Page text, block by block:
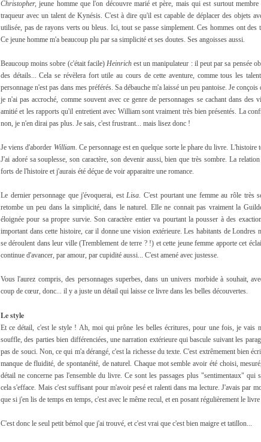
Christopher, jeune homme que l'on découvre marié et père, mais qui est surtout
traqueur avec un talent de Kynésis. C'est à dire qu'il est capable de déplacer des objets
utilisée, pas de rayons verts ou bleus. Ici, tout se passe simplement. Ces hommes ont
Ce jeune homme m'a beaucoup plu par sa simplicité et ses doutes. Ses angoisses aussi.
Beaucoup moins sobre (c'était facile) Heinrichest un manipulateur : il peut par sa pensée
des détails... Cela se révèlera fort utile au cours de cette aventure, comme tous les
personnage n'est pas dans mes préférés. Sa débauche m'a laissé un peu pantoise. Je
je n'ai pas accroché, comme souvent avec ce genre de personnages se cachant dans des
amitié et les rapports qu'il entretient avec William sont vraiment très bien présentés. La
non, je n'en dirai pas plus. Je sais, c'est frustrant... mais lisez donc !
Je viens d'aborder William. Ce personnage est en quelque sorte le phare du livre. L'histoire
J'ai adoré sa souplesse, son caractère, son devenir aussi, bien que très sombre. La
forts de l'histoire et j'aurais été déçue de voir apparaitre une romance.
Le dernier personnage que j'évoquerai, est Lisa . C'est pourtant une femme au rôle très
retombe un peu dans la simplicité, dans le naturel. Elle ne connait pas vraiment la
éloignée pour sa propre survie. Son caractère entier va pourtant la pousser à des
important dans cette histoire, car il donne une vision extérieure. Les habitants de Londres
se déroulent dans leur ville (Tremblement de terre ? !) et cette jeune femme apporte cet
continue d'avancer, par amour, par cupidité aussi... C'est amené avec justesse.
Vous l'aurez compris, des personnages superbes, dans un univers morbide à souhait,
coup de cœur, donc... il y a juste un détail qui laisse ce livre dans les belles découvertes.
Le style
Et ce détail, c'est le style ! Ah, moi qui prône les belles écritures, pour une fois, je vais
souffle, des parties bien différenciées, une narration extérieure qui bascule suivant les
pas de souci. Non, ce qui m'a dérangé, c'est la richesse du texte. C'est extrêmement bien
manque de fluidité, de spontanéité, de naturel. Chaque mot semble avoir été choisi,
détail ne concerne pas l'ensemble du livre. Ce sont les passages plus "sentimentaux" qui
cela s'efface. Mais c'est suffisant pour m'avoir pesé et ralenti dans ma lecture. J'avais par
que si j'en lis de temps en temps, c'est avec le même recul, et en posant régulièrement le
C'est donc le seul petit bémol que j'ai trouvé, et c'est vrai que c'est bien maigre et tatillon...